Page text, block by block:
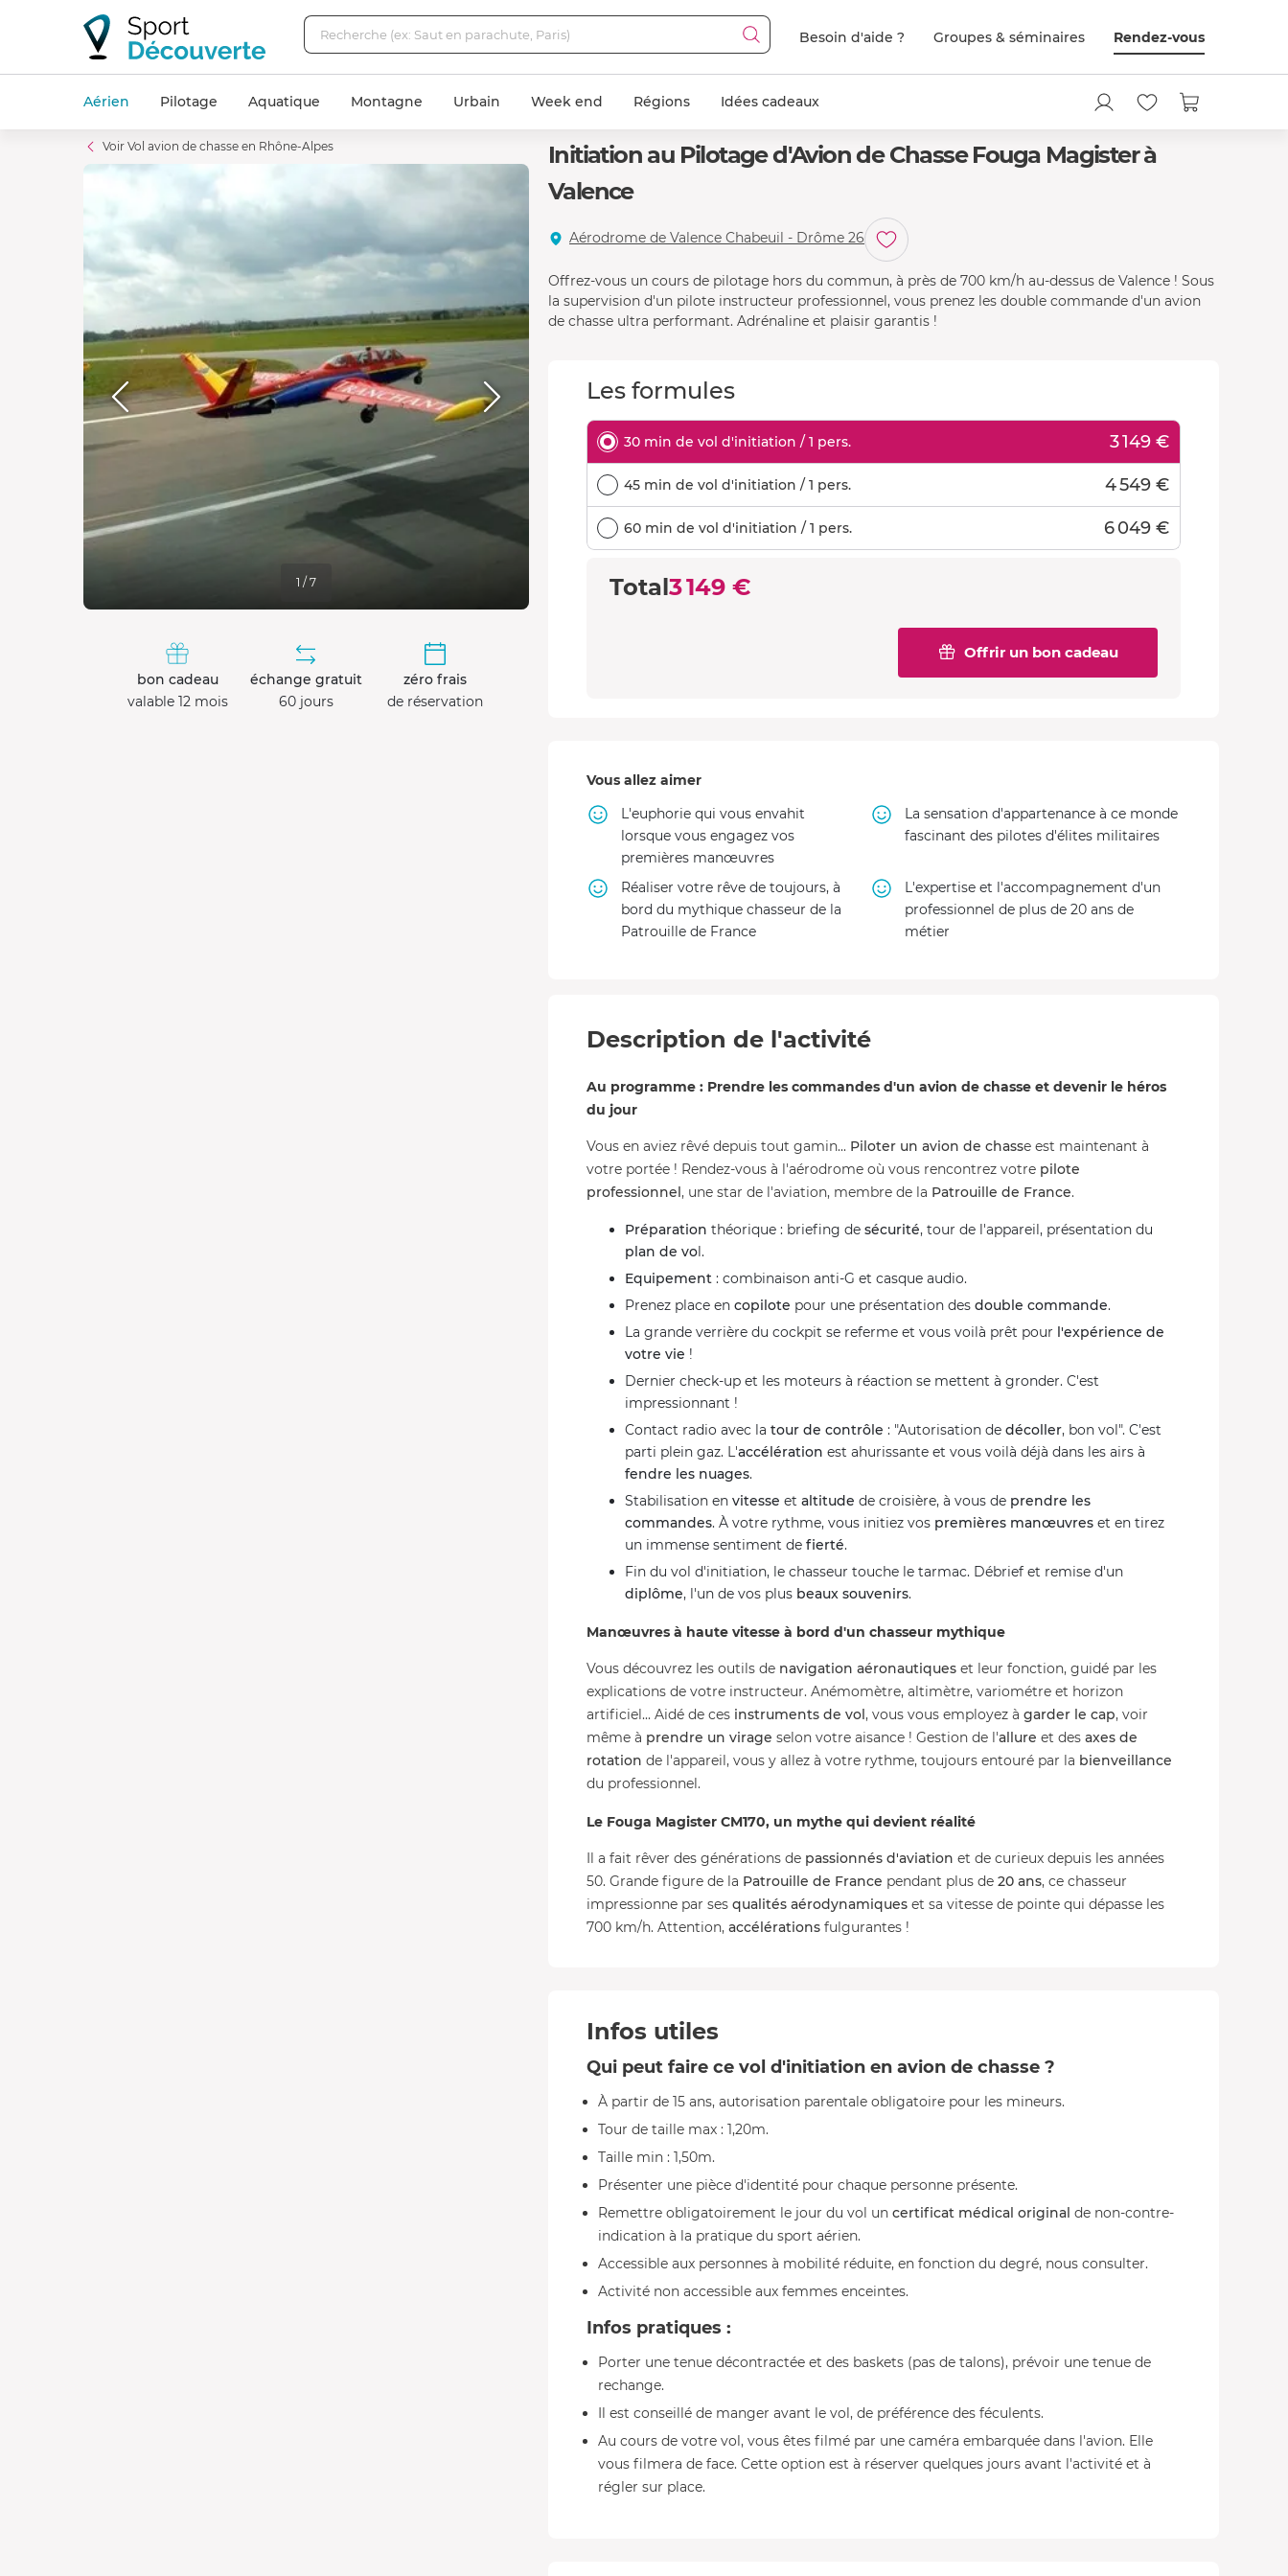
Besoin d'aide ? Groupes & séminaires Rendez-vous
Aérien Pilotage Aquatique Montagne Urbain Week end Régions Idées cadeaux
Initiation au Pilotage d'Avion de Chasse Fouga Magister à
Valence
Aérodrome de Valence Chabeuil - Drôme 26
Offrez-vous un cours de pilotage hors du commun, à près de 700 km/h au-dessus de Valence ! Sous
la supervision d'un pilote instructeur professionnel, vous prenez les double commande d'un avion
de chasse ultra performant. Adrénaline et plaisir garantis !
Les formules
30 min de vol d'initiation / 1 pers. 3 149 €
45 min de vol d'initiation / 1 pers. 4 549 €
60 min de vol d'initiation / 1 pers. 6 049 €
Total3 149 €
Offrir un bon cadeau
Vous allez aimer
L'euphorie qui vous envahit
lorsque vous engagez vos
premières manœuvres
La sensation d'appartenance à ce monde
fascinant des pilotes d'élites militaires
Réaliser votre rêve de toujours, à
bord du mythique chasseur de la
Patrouille de France
L'expertise et l'accompagnement d'un
professionnel de plus de 20 ans de
métier
Description de l'activité
Au programme : Prendre les commandes d'un avion de chasse et devenir le héros
du jour
Vous en aviez rêvé depuis tout gamin... Piloter un avion de chasse est maintenant à
votre portée ! Rendez-vous à l'aérodrome où vous rencontrez votre pilote
professionnel, une star de l'aviation, membre de la Patrouille de France.
Préparation théorique : briefing de sécurité, tour de l'appareil, présentation du
plan de vol.
Equipement : combinaison anti-G et casque audio.
Prenez place en copilote pour une présentation des double commande.
La grande verrière du cockpit se referme et vous voilà prêt pour l'expérience de
votre vie !
Dernier check-up et les moteurs à réaction se mettent à gronder. C'est
impressionnant !
Contact radio avec la tour de contrôle : "Autorisation de décoller, bon vol". C'est
parti plein gaz. L'accélération est ahurissante et vous voilà déjà dans les airs à
fendre les nuages.
Stabilisation en vitesse et altitude de croisière, à vous de prendre les
commandes. À votre rythme, vous initiez vos premières manœuvres et en tirez
un immense sentiment de fierté.
Fin du vol d'initiation, le chasseur touche le tarmac. Débrief et remise d'un
diplôme, l'un de vos plus beaux souvenirs.
Manœuvres à haute vitesse à bord d'un chasseur mythique
Vous découvrez les outils de navigation aéronautiques et leur fonction, guidé par les
explications de votre instructeur. Anémomètre, altimètre, variométre et horizon
artificiel... Aidé de ces instruments de vol, vous vous employez à garder le cap, voir
même à prendre un virage selon votre aisance ! Gestion de l'allure et des axes de
rotation de l'appareil, vous y allez à votre rythme, toujours entouré par la bienveillance
du professionnel.
Le Fouga Magister CM170, un mythe qui devient réalité
Il a fait rêver des générations de passionnés d'aviation et de curieux depuis les années
50. Grande figure de la Patrouille de France pendant plus de 20 ans, ce chasseur
impressionne par ses qualités aérodynamiques et sa vitesse de pointe qui dépasse les
700 km/h. Attention, accélérations fulgurantes !
Infos utiles
Qui peut faire ce vol d'initiation en avion de chasse ?
À partir de 15 ans, autorisation parentale obligatoire pour les mineurs.
Tour de taille max : 1,20m.
Taille min : 1,50m.
Présenter une pièce d'identité pour chaque personne présente.
Remettre obligatoirement le jour du vol un certificat médical original de non-contre-
indication à la pratique du sport aérien.
Accessible aux personnes à mobilité réduite, en fonction du degré, nous consulter.
Activité non accessible aux femmes enceintes.
Infos pratiques :
Porter une tenue décontractée et des baskets (pas de talons), prévoir une tenue de
rechange.
Il est conseillé de manger avant le vol, de préférence des féculents.
Au cours de votre vol, vous êtes filmé par une caméra embarquée dans l'avion. Elle
vous filmera de face. Cette option est à réserver quelques jours avant l'activité et à
régler sur place.
Voir Vol avion de chasse en Rhône-Alpes
1 / 7
bon cadeau
valable 12 mois
échange gratuit
60 jours
zéro frais
de réservation